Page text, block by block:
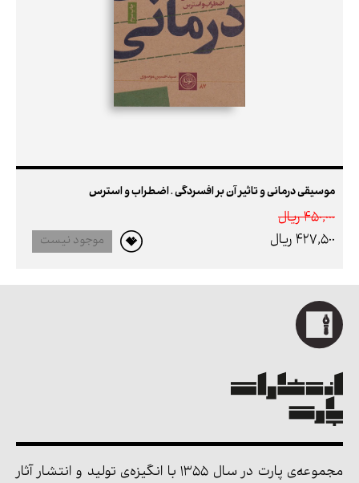
موسیقی درمانی و تاثیر آن بر افسردگی . اضطراب و استرس
450,000 ريال
427,500 ريال
موجود نیست
مجموعه‌ی پارت در سال 1355 با انگیزه‌ی تولید و انتشار آثار